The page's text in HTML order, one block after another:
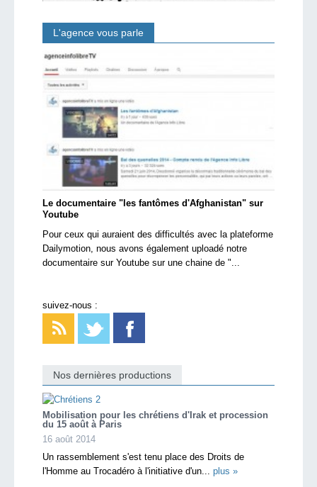
L'agence vous parle
Le documentaire "les fantômes d'Afghanistan" sur
Youtube
Pour ceux qui auraient des difficultés avec la plateforme
Dailymotion, nous avons également uploadé notre
documentaire sur Youtube sur une chaine de "...
suivez-nous :
Nos dernières productions
Mobilisation pour les chrétiens d'Irak et procession
du 15 août à Paris
16 août 2014
Un rassemblement s'est tenu place des Droits de
l'Homme au Trocadéro à l'initiative d'un... plus »